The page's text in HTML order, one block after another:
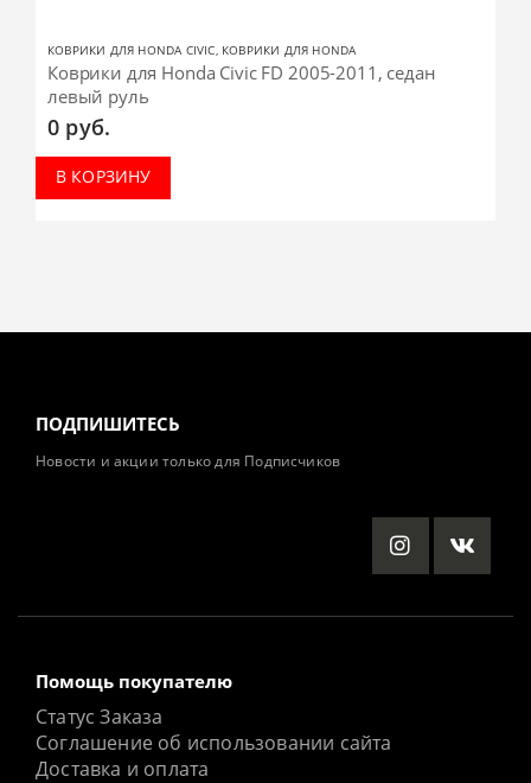
КОВРИКИ ДЛЯ HONDA CIVIC КОВРИКИ ДЛЯ HONDA
Коврики для Honda Civic FD 2005-2011, седан
левый руль
0 руб.
В КОРЗИНУ
ПОДПИШИТЕСЬ
Новости и акции только для Подписчиков
Помощь покупателю
Статус Заказа
Соглашение об использовании сайта
Доставка и оплата